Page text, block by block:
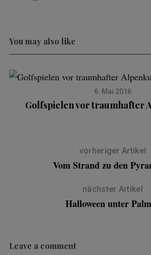
You may also like
6. Mai 2016
Golfspielen vor traumhafter
vorheriger Artikel
Vom Strand zu den
nächster Artikel
Halloween unter
Leave a comment